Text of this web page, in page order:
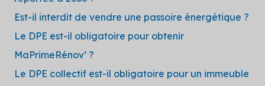
Est-il interdit de vendre une passoire énergétique ?
Le DPE est-il obligatoire pour obtenir
MaPrimeRénov’ ?
Le DPE collectif est-il obligatoire pour un immeuble